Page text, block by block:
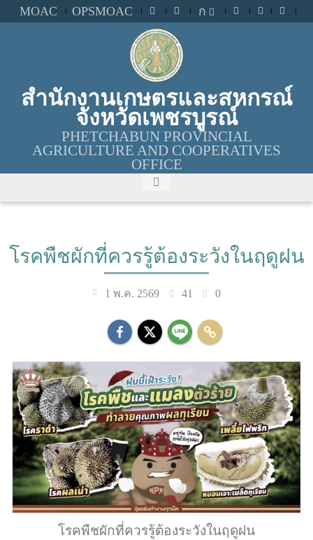
MOAC OPSMOAC ก
สำนักงานเกษตรและสหกรณ์
จังหวัดเพชรบูรณ์
PHETCHABUN PROVINCIAL
AGRICULTURE AND COOPERATIVES
OFFICE
โรคพืชผักที่ควรรู้ต้องระวังในฤดูฝน
1 พ.ค. 2569 41 0
โรคพืชผักที่ควรรู้ต้องระวังในฤดูฝน